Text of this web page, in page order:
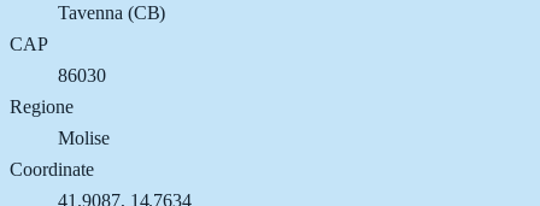
Tavenna (CB)
CAP
86030
Regione
Molise
Coordinate
41.9087, 14.7634